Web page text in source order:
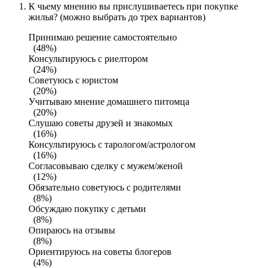
К чьему мнению вы прислушиваетесь при покупке
жилья? (можно выбрать до трех вариантов)
Принимаю решение самостоятельно
(48%)
Консультируюсь с риелтором
(24%)
Советуюсь с юристом
(20%)
Учитываю мнение домашнего питомца
(20%)
Слушаю советы друзей и знакомых
(16%)
Консультируюсь с тарологом/астрологом
(16%)
Согласовываю сделку с мужем/женой
(12%)
Обязательно советуюсь с родителями
(8%)
Обсуждаю покупку с детьми
(8%)
Опираюсь на отзывы
(8%)
Ориентируюсь на советы блогеров
(4%)